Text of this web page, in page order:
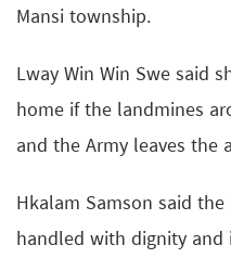
Mansi township.
Lway Win Win Swe said
home if the landmines
and the Army leaves the
Hkalam Samson said
handled with dignity